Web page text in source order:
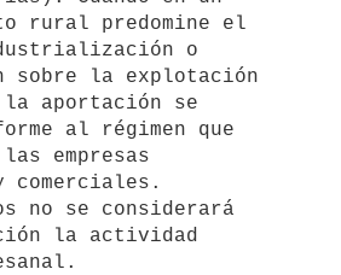
rural predomine el
o
sobre la explotación
la aportación se
al régimen que
empresas
no se considerará
la actividad